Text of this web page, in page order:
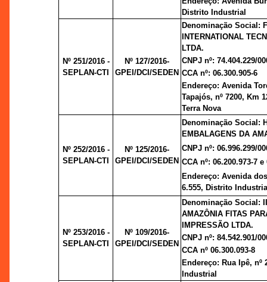
Distrito Industrial
Nº 251/2016 -
SEPLAN-CTI
Nº 127/2016-
GPEI/DCI/SEDEN
Denominação Social:
INTERNATIONAL
LTDA.
CNPJ nº: 74.404.229/
CCA nº: 06.300.905-6
Endereço: Avenida
Tapajós, nº 7200, Km
Terra Nova
Nº 252/2016 -
SEPLAN-CTI
Nº 125/2016-
GPEI/DCI/SEDEN
Denominação Social:
EMBALAGENS DA
CNPJ nº: 06.996.299/
CCA nº: 06.200.973-7 e
Endereço: Avenida
6.555, Distrito
Nº 253/2016 -
SEPLAN-CTI
Nº 109/2016-
GPEI/DCI/SEDEN
Denominação Social:
AMAZÔNIA FITAS
IMPRESSÃO LTDA.
CNPJ nº: 84.542.901/
CCA nº 06.300.093-8
Endereço: Rua Ipê, nº
Industrial